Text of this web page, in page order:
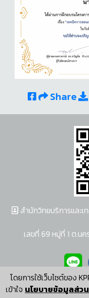
Share
โดยการใช้เว็บไซต์ของ
เข้าใจ นโยบายข้อมูลส่ว
สำนักวิทยบริการและเ
เลขที่ 69 หมู่ที่ 1 ต.น
ผู้พัฒน